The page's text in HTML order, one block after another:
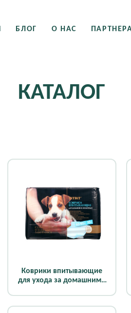
БЛОГ О НАС
КАТАЛОГ
Коврики впитывающие
для ухода за домашними